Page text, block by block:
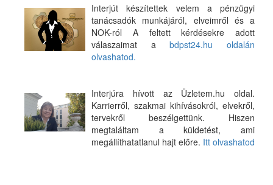
Interjút készítettek velem a pénzügyi
tanácsadók munkájáról, elveimről és a
NOK-ról A feltett kérdésekre adott
válaszaimat abdpst24.hu oldalán
olvashatod.
Interjúra hívott az Üzletem.hu oldal.
Karrierről, szakmai kihívásokról, elvekről,
tervekről beszélgettünk. Hiszen
megtaláltam a küldetést, ami
megállíthatatlanul hajt előre. Itt olvashatod